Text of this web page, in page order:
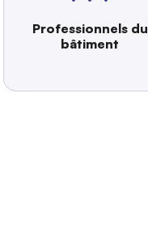
Professionnels du
bâtiment